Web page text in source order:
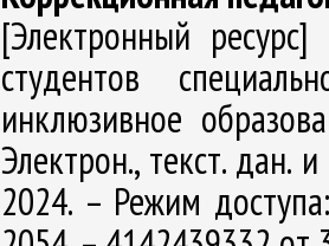
[Электронный
студентов
инклюзивное
Электрон., текст. дан.
2024. – Режим